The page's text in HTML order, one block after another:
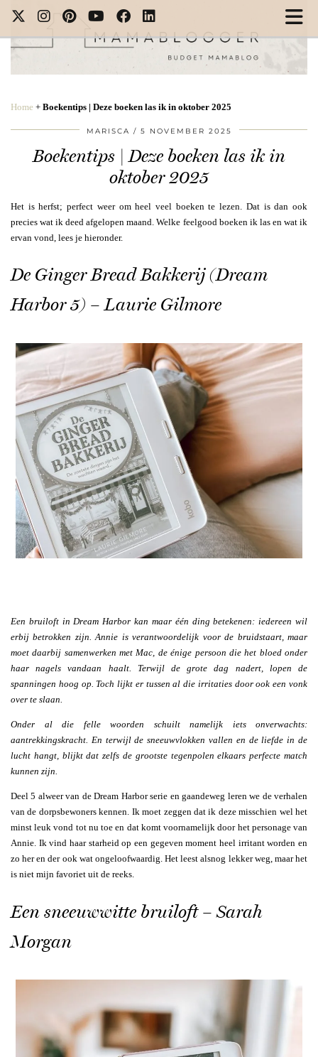
Home + Boekentips | Deze boeken las ik in oktober 2025
MARISCA 5 NOVEMBER 2025
Boekentips | Deze boeken las ik in
oktober 2025
Het is herfst; perfect weer om heel veel boeken te lezen. Dat is dan ook
precies wat ik deed afgelopen maand. Welke feelgood boeken ik las en wat ik
ervan vond, lees je hieronder.
De Ginger Bread Bakkerij (Dream
Harbor 5) – Laurie Gilmore
Een bruiloft in Dream Harbor kan maar één ding betekenen: iedereen wil
erbij betrokken zijn. Annie is verantwoordelijk voor de bruidstaart, maar
moet daarbij samenwerken met Mac, de énige persoon die het bloed onder
haar nagels vandaan haalt. Terwijl de grote dag nadert, lopen de
spanningen hoog op. Toch lijkt er tussen al die irritaties door ook een vonk
over te slaan.
Onder al die felle woorden schuilt namelijk iets onverwachts:
aantrekkingskracht. En terwijl de sneeuwvlokken vallen en de liefde in de
lucht hangt, blijkt dat zelfs de grootste tegenpolen elkaars perfecte match
kunnen zijn.
Deel 5 alweer van de Dream Harbor serie en gaandeweg leren we de verhalen
van de dorpsbewoners kennen. Ik moet zeggen dat ik deze misschien wel het
minst leuk vond tot nu toe en dat komt voornamelijk door het personage van
Annie. Ik vind haar starheid op een gegeven moment heel irritant worden en
zo her en der ook wat ongeloofwaardig. Het leest alsnog lekker weg, maar het
is niet mijn favoriet uit de reeks.
Een sneeuwwitte bruiloft – Sarah
Morgan